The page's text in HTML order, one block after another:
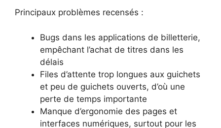
Principaux problèmes recensés :
Bugs dans les applications de billetterie,
empêchant l’achat de titres dans les
délais
Files d’attente trop longues aux guichets
et peu de guichets ouverts, d’où une
perte de temps importante
Manque d’ergonomie des pages et
interfaces numériques, surtout pour les